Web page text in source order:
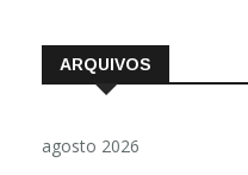
ARQUIVOS
agosto 2026